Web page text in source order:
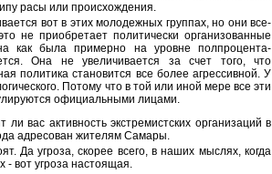
расы или происхождения.
вот в этих молодежных группах, но они все-
не приобретает политически организованные
как была примерно на уровне полпроцента-
Она не увеличивается за счет того, что
политика становится все более агрессивной. У
Потому что в той или иной мере все эти
официальными лицами.
ли вас активность экстремистских организаций в
адресован жителям Самары.
Да угроза, скорее всего, в наших мыслях, когда
вот угроза настоящая.